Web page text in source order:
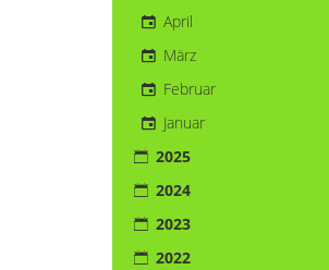
April
März
Februar
Januar
2025
2024
2023
2022